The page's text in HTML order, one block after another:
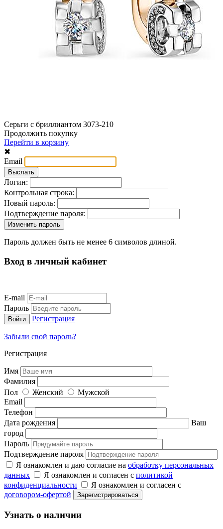
Серьги с бриллиантом 3073-210
Продолжить покупку
Перейти в корзину
✖
Email
Логин:
Контрольная строка:
Новый пароль:
Подтверждение пароля:
Пароль должен быть не менее 6 символов длиной.
Вход в личный кабинет
E-mail
Пароль
Регистрация
Забыли свой пароль?
Регистрация
Имя
Фамилия
Пол
Женский
Мужской
Email
Телефон
Дата рождения
Ваш
город
Пароль
Подтверждение пароля
Я ознакомлен и даю согласие на обработку персональных
данных
Я ознакомлен и согласен с политикой
конфиденциальности
Я ознакомлен и согласен с
договором-офертой
Узнать о наличии